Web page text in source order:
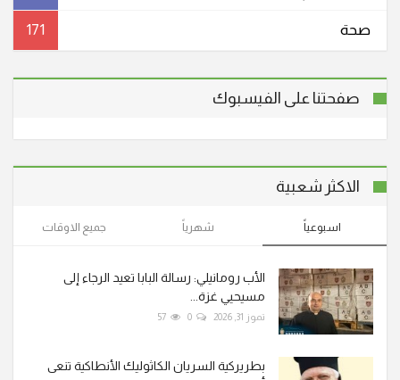
صحة 171
صفحتنا على الفيسبوك
الاكثر شعبية
اسبوعياً شهرياً جميع الاوقات
الأب رومانيلي: رسالة البابا تعيد الرجاء إلى
مسيحيي غزة...
تموز 31, 2026 0
57
بطريركية السريان الكاثوليك الأنطاكية تنعى